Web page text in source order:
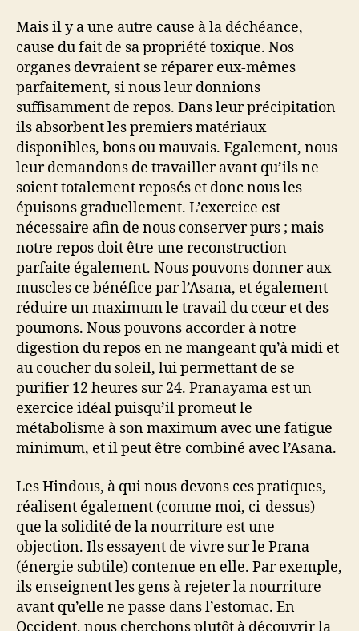
Mais il y a une autre cause à la déchéance,
cause du fait de sa propriété toxique. Nos
organes devraient se réparer eux-mêmes
parfaitement, si nous leur donnions
suffisamment de repos. Dans leur précipitation
ils absorbent les premiers matériaux
disponibles, bons ou mauvais. Egalement, nous
leur demandons de travailler avant qu’ils ne
soient totalement reposés et donc nous les
épuisons graduellement. L’exercice est
nécessaire afin de nous conserver purs ; mais
notre repos doit être une reconstruction
parfaite également. Nous pouvons donner aux
muscles ce bénéfice par l’Asana, et également
réduire un maximum le travail du cœur et des
poumons. Nous pouvons accorder à notre
digestion du repos en ne mangeant qu’à midi et
au coucher du soleil, lui permettant de se
purifier 12 heures sur 24. Pranayama est un
exercice idéal puisqu’il promeut le
métabolisme à son maximum avec une fatigue
minimum, et il peut être combiné avec l’Asana.
Les Hindous, à qui nous devons ces pratiques,
réalisent également (comme moi, ci-dessus)
que la solidité de la nourriture est une
objection. Ils essayent de vivre sur le Prana
(énergie subtile) contenue en elle. Par exemple,
ils enseignent les gens à rejeter la nourriture
avant qu’elle ne passe dans l’estomac. En
Occident, nous cherchons plutôt à découvrir la